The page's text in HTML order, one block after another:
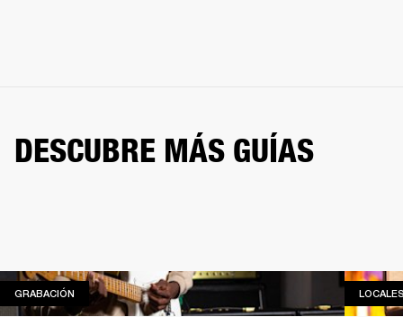
DESCUBRE MÁS GUÍAS
GRABACIÓN GRABACIÓN